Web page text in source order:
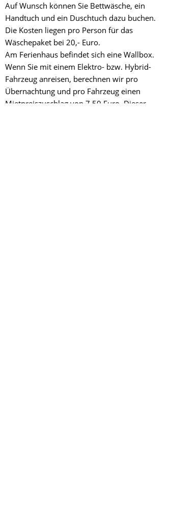
Auf Wunsch können Sie Bettwäsche, ein
Handtuch und ein Duschtuch dazu buchen.
Die Kosten liegen pro Person für das
Wäschepaket bei 20,- Euro.
Am Ferienhaus befindet sich eine Wallbox.
Wenn Sie mit einem Elektro- bzw. Hybrid-
Fahrzeug anreisen, berechnen wir pro
Übernachtung und pro Fahrzeug einen
Mietpreiszuschlag von 7,50 Euro. Dieser